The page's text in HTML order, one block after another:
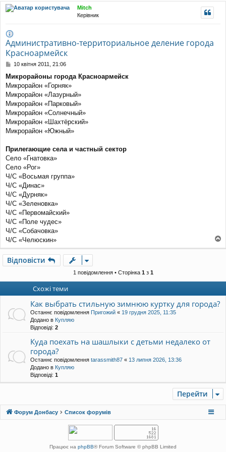
уп
Mitch
Керівник
Административно-территориальное деление города
Красноармейск
П
в
і
д
о
л
е
н
я
10 квітня 2011, 21:06
Микрорайоны города Красноармейск
Микрорайон «Горняк»
Микрорайон «Лазурный»
Микрорайон «Парковый»
Микрорайон «Солнечный»
Микрорайон «Шахтёрский»
Микрорайон «Южный»
Прилегающие села и частный сектор
Село «Гнатовка»
Село «Рог»
Ч/С «Восьмая группа»
Ч/С «Динас»
Ч/С «Дурняк»
Ч/С «Зеленовка»
Ч/С «Первомайский»
Ч/С «Поле чудес»
Ч/С «Собачовка»
Ч/С «Челюскин»
о
Відповісти
1 повідомлення • Сторінка 1з 1
Схожі теми
Как выбрать стильную зимнюю куртку для города?
Останнє повідомлення Пригожий « 19 грудня 2025, 11:35
Додано в Купляю
Відповіді: 2
Куда поехать на шашлыки с детьми недалеко от
города?
Останнє повідомлення tarassmith87 « 13 липня 2026, 13:36
Додано в Купляю
Відповіді: 1
Перейти
Форум Донбасу Список форумів
Працює на phpBB® Forum Software © phpBB Limited